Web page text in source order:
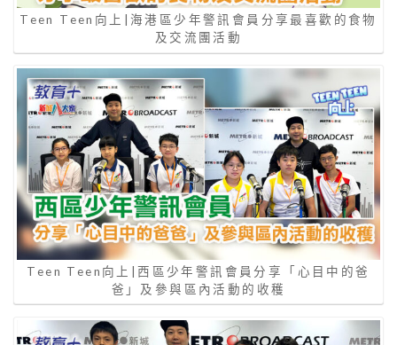
Teen Teen向上|海港區少年警訊會員分享最喜歡的食物
及交流團活動
Teen Teen向上|西區少年警訊會員分享「心目中的爸
爸」及參與區內活動的收穫